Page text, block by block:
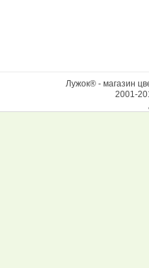
Лужок® - магазин
2001-